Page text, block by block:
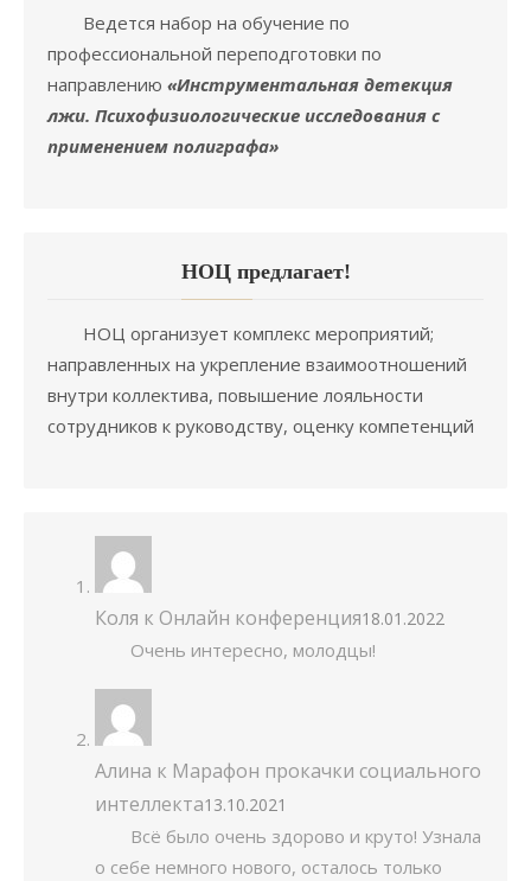
Ведется набор на обучение по
профессиональной переподготовки по
направлению «Инструментальная детекция
лжи. Психофизиологические исследования с
применением полиграфа»
НОЦ предлагает!
НОЦ организует комплекс мероприятий;
направленных на укрепление взаимоотношений
внутри коллектива, повышение лояльности
сотрудников к руководству, оценку компетенций
Коля к Онлайн конференция18.01.2022
Очень интересно, молодцы!
Алина к Марафон прокачки социального
интеллекта13.10.2021
Всё было очень здорово и круто! Узнала
о себе немного нового, осталось только